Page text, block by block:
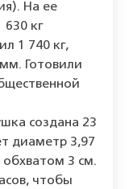
На ее
630 кг
1 740 кг,
Готовили
создана 23
диаметр 3,97
обхватом 3 см.
чтобы